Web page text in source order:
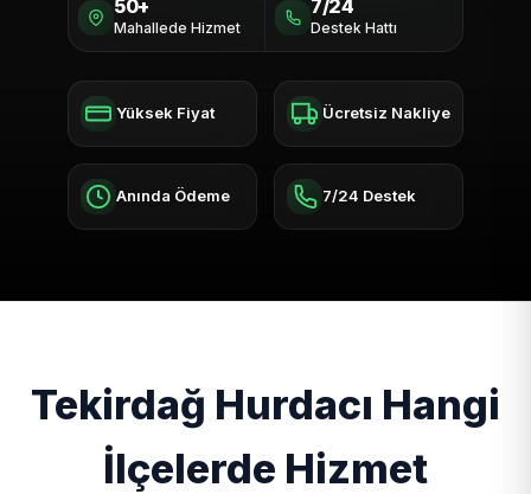
50+
Mahallede Hizmet
7/24
Destek Hattı
Yüksek Fiyat Ücretsiz Nakliye
Anında Ödeme 7/24 Destek
Tekirdağ Hurdacı Hangi
İlçelerde Hizmet